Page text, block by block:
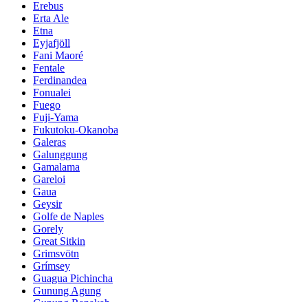
Erebus
Erta Ale
Etna
Eyjafjöll
Fani Maoré
Fentale
Ferdinandea
Fonualei
Fuego
Fuji-Yama
Fukutoku-Okanoba
Galeras
Galunggung
Gamalama
Gareloi
Gaua
Geysir
Golfe de Naples
Gorely
Great Sitkin
Grimsvötn
Grímsey
Guagua Pichincha
Gunung Agung